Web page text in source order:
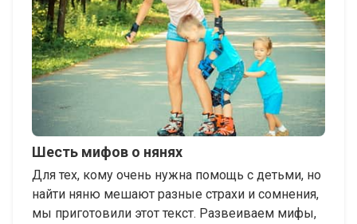
Шесть мифов о нянях
Для тех, кому очень нужна помощь с детьми, но
найти няню мешают разные страхи и сомнения,
мы приготовили этот текст. Развеиваем мифы,